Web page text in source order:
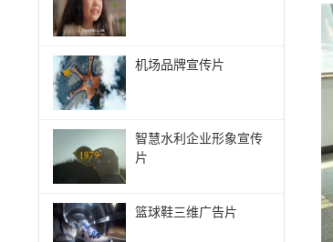
机场品牌宣传片
智慧水利企业形象宣传
片
篮球鞋三维广告片